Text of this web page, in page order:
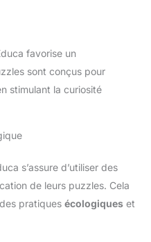
favorise un
sont conçus pour
stimulant la curiosité
s’assure d’utiliser des
de leurs puzzles. Cela
pratiques écologiques et